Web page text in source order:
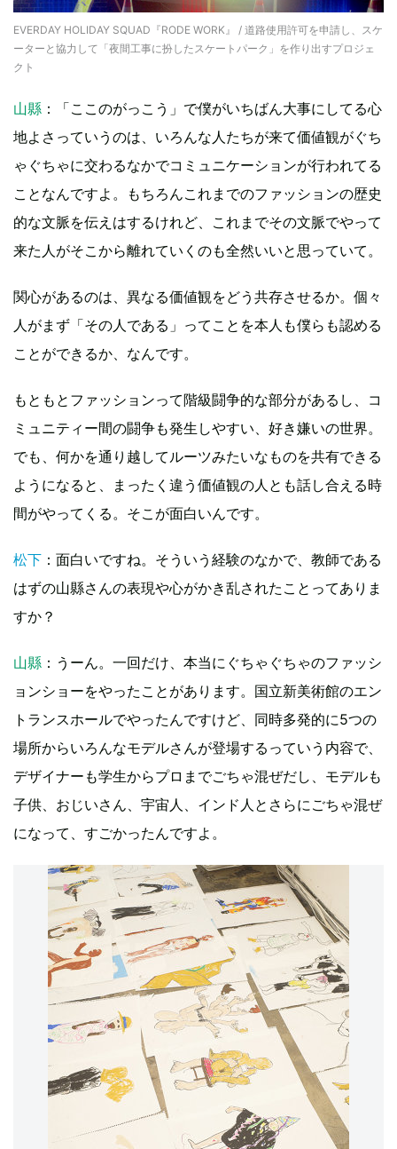
EVERDAY HOLIDAY SQUAD『RODE WORK』 / 道路使用許可を申請し、スケ
ーターと協力して「夜間工事に扮したスケートパーク」を作り出すプロジェ
クト
山縣 ：「ここのがっこう」で僕がいちばん大事にしてる心
地よさっていうのは、いろんな人たちが来て価値観がぐち
ゃぐちゃに交わるなかでコミュニケーションが行われてる
ことなんですよ。もちろんこれまでのファッションの歴史
的な文脈を伝えはするけれど、これまでその文脈でやって
来た人がそこから離れていくのも全然いいと思っていて。
関心があるのは、異なる価値観をどう共存させるか。個々
人がまず「その人である」ってことを本人も僕らも認める
ことができるか、なんです。
もともとファッションって階級闘争的な部分があるし、コ
ミュニティー間の闘争も発生しやすい、好き嫌いの世界。
でも、何かを通り越してルーツみたいなものを共有できる
ようになると、まったく違う価値観の人とも話し合える時
間がやってくる。そこが面白いんです。
松下 ：面白いですね。そういう経験のなかで、教師である
はずの山縣さんの表現や心がかき乱されたことってありま
すか？
山縣 ：うーん。一回だけ、本当にぐちゃぐちゃのファッシ
ョンショーをやったことがあります。国立新美術館のエン
トランスホールでやったんですけど、同時多発的に5つの
場所からいろんなモデルさんが登場するっていう内容で、
デザイナーも学生からプロまでごちゃ混ぜだし、モデルも
子供、おじいさん、宇宙人、インド人とさらにごちゃ混ぜ
になって、すごかったんですよ。